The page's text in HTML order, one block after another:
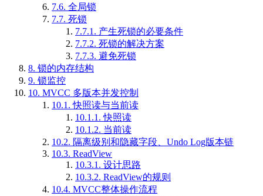
7.6. 全局锁
7.7. 死锁
7.7.1. 产生死锁的必要条件
7.7.2. 死锁的解决方案
7.7.3. 避免死锁
8. 锁的内存结构
9. 锁监控
10. MVCC 多版本并发控制
10.1. 快照读与当前读
10.1.1. 快照读
10.1.2. 当前读
10.2. 隔离级别和隐藏字段、Undo Log版本链
10.3. ReadView
10.3.1. 设计思路
10.3.2. ReadView的规则
10.4. MVCC整体操作流程